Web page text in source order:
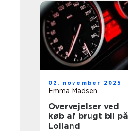
02. november 2025
Emma Madsen
Overvejelser ved
køb af brugt bil på
Lolland